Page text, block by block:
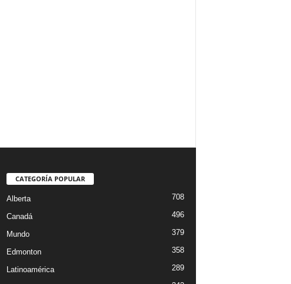
CATEGORÍA POPULAR
Alberta 708
Canadá 496
Mundo 379
Edmonton 358
Latinoamérica 289